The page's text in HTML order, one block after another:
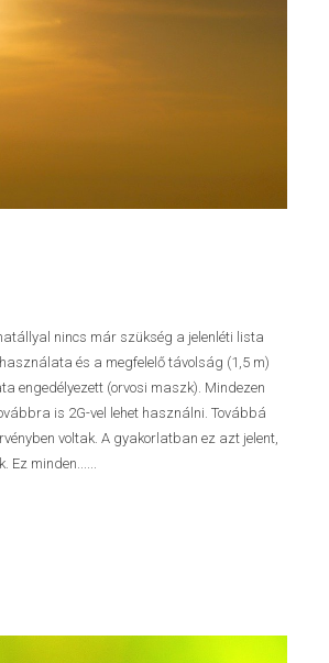
nincs már szükség a jelenléti lista
és a megfelelő távolság (1,5 m)
engedélyezett (orvosi maszk). Mindezen
is 2G-vel lehet használni. Továbbá
voltak. A gyakorlatban ez azt jelent,
Ez minden......